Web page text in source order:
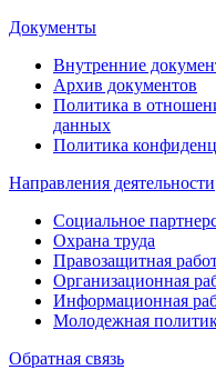
Документы
Внутренние
Архив документов
Политика в
данных
Политика
Направления деятельности
Социальное
Охрана труда
Правозащитная
Организационная
Информационная
Молодежная
Обратная связь